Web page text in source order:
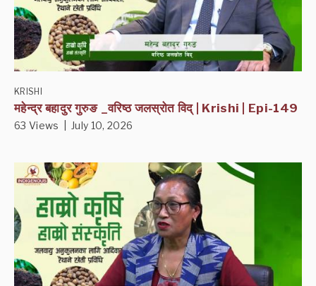
KRISHI
महेन्द्र बहादुर गुरुङ _वरिष्ठ जलस्रोत विद् | Krishi | Epi-149
63 Views | July 10, 2026